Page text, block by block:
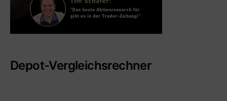
Depot-Vergleichsrechner